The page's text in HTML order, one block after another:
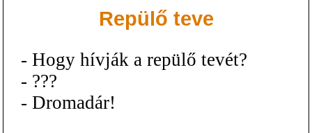
Repülő teve
- Hogy hívják a repülő tevét?
- ???
- Dromadár!